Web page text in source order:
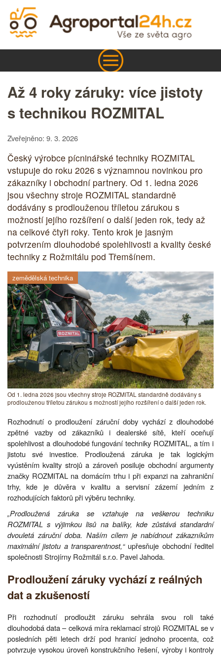
Až 4 roky záruky: více jistoty
s technikou ROZMITAL
Zveřejněno: 9. 3. 2026
Český výrobce pícninářské techniky ROZMITAL
vstupuje do roku 2026 s významnou novinkou pro
zákazníky i obchodní partnery. Od 1. ledna 2026
jsou všechny stroje ROZMITAL standardně
dodávány s prodlouženou tříletou zárukou s
možností jejího rozšíření o další jeden rok, tedy až
na celkové čtyři roky. Tento krok je jasným
potvrzením dlouhodobé spolehlivosti a kvality české
techniky z Rožmitálu pod Třemšínem.
zemědělská technika
Od 1. ledna 2026 jsou všechny stroje ROZMITAL standardně dodávány s
prodlouženou tříletou zárukou s možností jejího rozšíření o další jeden rok.
Rozhodnutí o prodloužení záruční doby vychází z dlouhodobé
zpětné vazby od zákazníků i dealerské sítě, kteří oceňují
spolehlivost a dlouhodobé fungování techniky ROZMITAL, a tím i
jistotu své investice. Prodloužená záruka je tak logickým
vyústěním kvality strojů a zároveň posiluje obchodní argumenty
značky ROZMITAL na domácím trhu i při expanzi na zahraniční
trhy, kde je důvěra v kvalitu a servisní zázemí jedním z
rozhodujících faktorů při výběru techniky.
„Prodloužená záruka se vztahuje na veškerou techniku
ROZMITAL s výjimkou lisů na balíky, kde zůstává standardní
dvouletá záruční doba. Naším cílem je nabídnout zákazníkům
maximální jistotu a transparentnost,“ upřesňuje obchodní ředitel
společnosti Strojírny Rožmitál s.r.o. Pavel Jahoda.
Prodloužení záruky vychází z reálných
dat a zkušeností
Při rozhodnutí prodloužit záruku sehrála svou roli také
dlouhodobá data – celková míra reklamací strojů ROZMITAL se v
posledních pěti letech drží pod hranicí jednoho procenta, což
potvrzuje vysokou úroveň konstrukčního řešení, výroby i kontroly